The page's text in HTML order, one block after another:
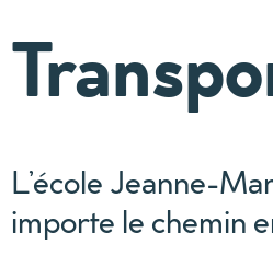
L’école Jeanne-
importe le chemin